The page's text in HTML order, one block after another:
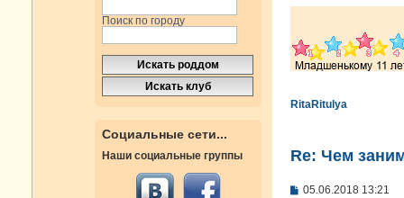
Поиск по городу
Социальные сети...
Наши социальные группы
RitaRitulya
Re: Чем
С
05.06.2018 13:21